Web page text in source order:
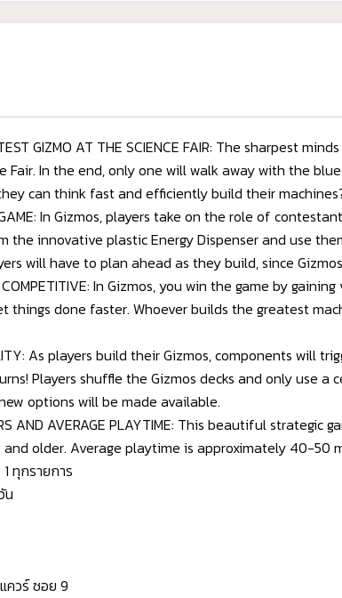
GIZMO AT THE SCIENCE FAIR: The sharpest
Fair. In the end, only one will walk away with the
can think fast and efficiently build their
GAME: In Gizmos, players take on the role of
the innovative plastic Energy Dispenser and use
will have to plan ahead as they build, since
COMPETITIVE: In Gizmos, you win the game by
things done faster. Whoever builds the greatest
As players build their Gizmos, components will
Players shuffle the Gizmos decks and only use a
options will be made available.
AND AVERAGE PLAYTIME: This beautiful
and older. Average playtime is approximately 40-50
ทุกรายการ
น
ควร์ ซอย 9